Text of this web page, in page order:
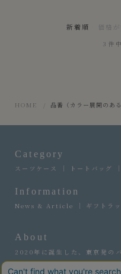
新着順 価格
3 件中
HOME 品番（カラー展開のあ
About
2020年に誕生した、東京発の
の立体的なデザインが、新た
Information
News & Article ギフトラ
Category
スーツケース トートバッグ